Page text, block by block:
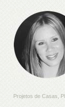
Projetos de Casas,